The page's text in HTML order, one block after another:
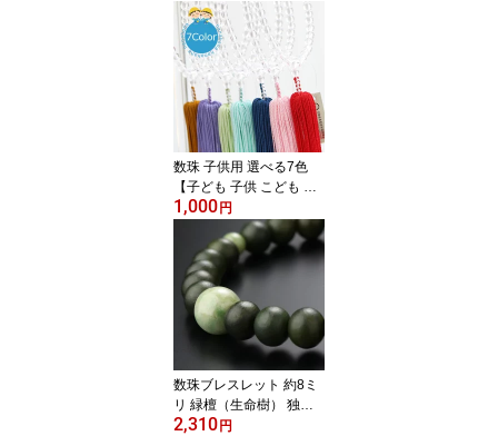
婚式 慶弔兼用 男性用 女
性用 男女兼用 ちりめん
香典 記念品 おしゃれ 成
人式 記念品 紫 紺 灰白 イ
チオシ 売れてます！ 200
0600200358】【ネコポ
ス便送料無料】
数珠 子供用 選べる7色
【子ども 子供 こども お
子様 キッズ 男の子用 女
の子用 兄弟 姉妹 念珠 卒
園記念品 保育園 かわい
い ピンク ブルー グリー
ン パープル レッド 青 緑
赤 紫 宗派共通 プレゼン
ト RM 200050020011
3】【ネコポス便送料無
料】
1,000 円
数珠ブレスレット 約8ミ
リ 緑檀（生命樹） 独山
玉【腕輪念珠 念誦 パワ
2,310 円